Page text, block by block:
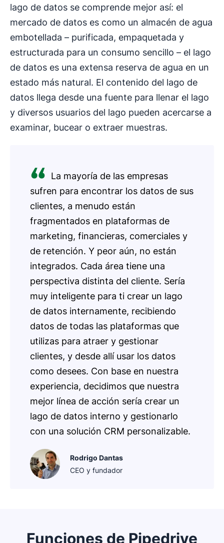
lago de datos se comprende mejor así: el
mercado de datos es como un almacén de agua
embotellada – purificada, empaquetada y
estructurada para un consumo sencillo – el lago
de datos es una extensa reserva de agua en un
estado más natural. El contenido del lago de
datos llega desde una fuente para llenar el lago
y diversos usuarios del lago pueden acercarse a
examinar, bucear o extraer muestras.
La mayoría de las empresas
sufren para encontrar los datos de sus
clientes, a menudo están
fragmentados en plataformas de
marketing, financieras, comerciales y
de retención. Y peor aún, no están
integrados. Cada área tiene una
perspectiva distinta del cliente. Sería
muy inteligente para ti crear un lago
de datos internamente, recibiendo
datos de todas las plataformas que
utilizas para atraer y gestionar
clientes, y desde allí usar los datos
como desees. Con base en nuestra
experiencia, decidimos que nuestra
mejor línea de acción sería crear un
lago de datos interno y gestionarlo
con una solución CRM personalizable.
Rodrigo Dantas
CEO y fundador
Funciones de Pipedrive